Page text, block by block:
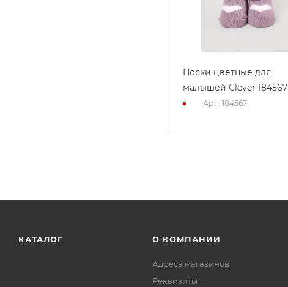
Носки цветные для
малышей Clever 184567
Арт.: 184567
КАТАЛОГ О КОМПАНИИ
Адреса магазинов
Реквизиты